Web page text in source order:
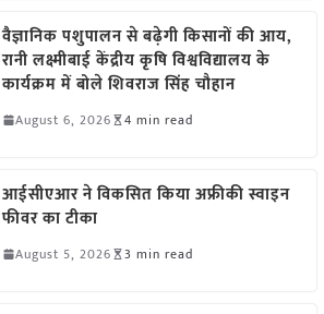
वैज्ञानिक पशुपालन से बढ़ेगी किसानों की आय,
रानी लक्ष्मीबाई केंद्रीय कृषि विश्वविद्यालय के
कार्यक्रम में बोले शिवराज सिंह चौहान
August 6, 2026 4 min read
आईसीएआर ने विकसित किया अफ्रीकी स्वाइन
फीवर का टीका
August 5, 2026 3 min read